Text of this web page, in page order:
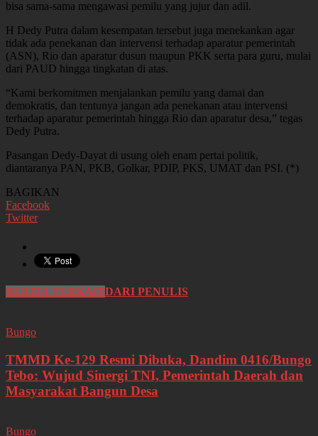
bisa sama-sama mengawasi pemilu yang jujur dan adil.
H Dedy Putra dalam kesempatan tersebut juga menekankan agar
tidak ada penekanan dan intervensi terhadap aparatur pemerintah
(ASN), Rio dan aparatur dusun maupun PKK serta para guru, mulai
dari PAUD hingga tingkatan di atas.
“Kami berkomitmen menjalankan pemilu yang damai dan
demokratis, dan tentunya jangan ada penekanan atau intervensi
terhadap aparatur pemerintah hingga Rio dan aparatur desa,” tegas
Dedy Putra.
Pasangan Dedy-Dayat di usung oleh enam pertai politik,
diantaranya PAN, PKB, Golkar, PDIP, PKS, UMAT dan PSI. (*)
BAGIKAN
Facebook
Twitter
BERITA TERKAITDARI PENULIS
Bungo
TMMD Ke-129 Resmi Dibuka, Dandim 0416/Bungo
Tebo: Wujud Sinergi TNI, Pemerintah Daerah dan
Masyarakat Bangun Desa
Bungo